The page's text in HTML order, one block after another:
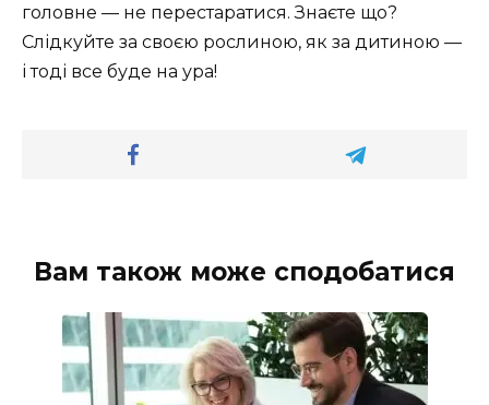
головне — не перестаратися. Знаєте що?
Слідкуйте за своєю рослиною, як за дитиною —
і тоді все буде на ура!
Вам також може сподобатися